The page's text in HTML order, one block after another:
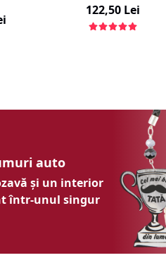
122,50 Lei
auto
și un interior
într-unul singur